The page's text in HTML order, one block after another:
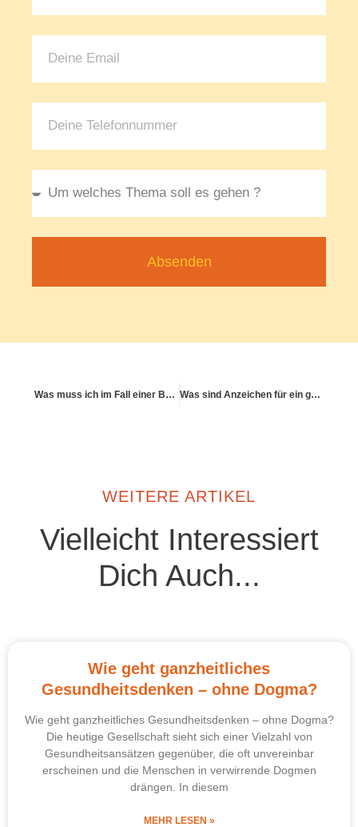
Absenden
Was muss ich im Fall einer Berufskrankheit beachten? Was sind Anzeichen für ein gestresstes Verdauungssystem?
WEITERE ARTIKEL
Vielleicht Interessiert
Dich Auch...
Wie geht ganzheitliches
Gesundheitsdenken – ohne Dogma?
Wie geht ganzheitliches Gesundheitsdenken – ohne Dogma?
Die heutige Gesellschaft sieht sich einer Vielzahl von
Gesundheitsansätzen gegenüber, die oft unvereinbar
erscheinen und die Menschen in verwirrende Dogmen
drängen. In diesem
MEHR LESEN »